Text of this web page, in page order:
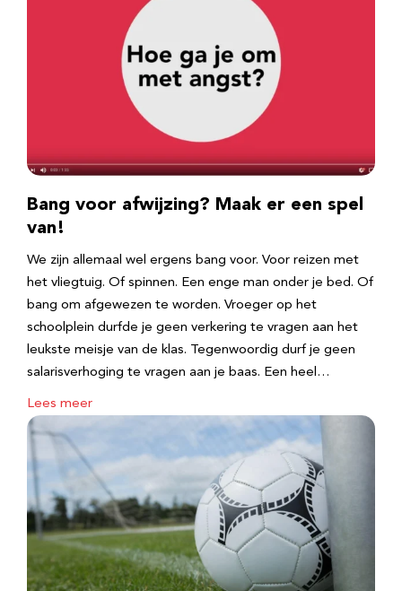
Bang voor afwijzing? Maak er een spel
van!
We zijn allemaal wel ergens bang voor. Voor reizen met
het vliegtuig. Of spinnen. Een enge man onder je bed. Of
bang om afgewezen te worden. Vroeger op het
schoolplein durfde je geen verkering te vragen aan het
leukste meisje van de klas. Tegenwoordig durf je geen
salarisverhoging te vragen aan je baas. Een heel…
Lees meer